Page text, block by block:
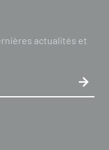
actualités et